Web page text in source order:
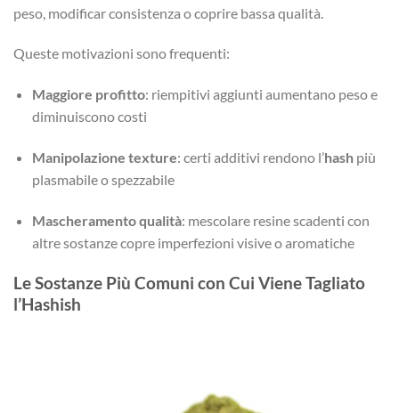
peso, modificar consistenza o coprire bassa qualità.
Queste motivazioni sono frequenti:
Maggiore profitto: riempitivi aggiunti aumentano peso e
diminuiscono costi
Manipolazione texture: certi additivi rendono l’hashpiù
plasmabile o spezzabile
Mascheramento qualità: mescolare resine scadenti con
altre sostanze copre imperfezioni visive o aromatiche
Le Sostanze Più Comuni con Cui Viene Tagliato
l’Hashish